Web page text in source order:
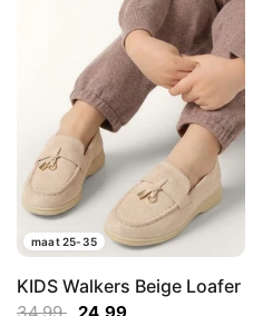
maat 25-35
KIDS Walkers Beige Loafer
34,99 24,99